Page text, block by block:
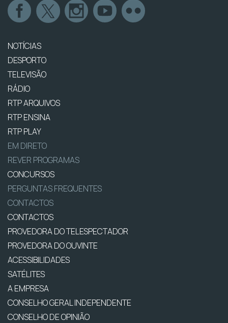
NOTÍCIAS
DESPORTO
TELEVISÃO
RÁDIO
RTP ARQUIVOS
RTP ENSINA
RTP PLAY
EM DIRETO
REVER PROGRAMAS
CONCURSOS
PERGUNTAS FREQUENTES
CONTACTOS
CONTACTOS
PROVEDORA DO TELESPECTADOR
PROVEDORA DO OUVINTE
ACESSIBILIDADES
SATÉLITES
A EMPRESA
CONSELHO GERAL INDEPENDENTE
CONSELHO DE OPINIÃO